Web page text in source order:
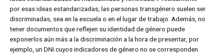
por esas ideas estandarizadas, las personas transgénero suelen ser
discriminadas, sea en la escuela o en el lugar de trabajo. Además, no
tener documentos que reflejen su identidad de género puede
exponerlos aún más a la discriminación a la hora de presentar, por
ejemplo, un DNI cuyos indicadores de género no se corresponden